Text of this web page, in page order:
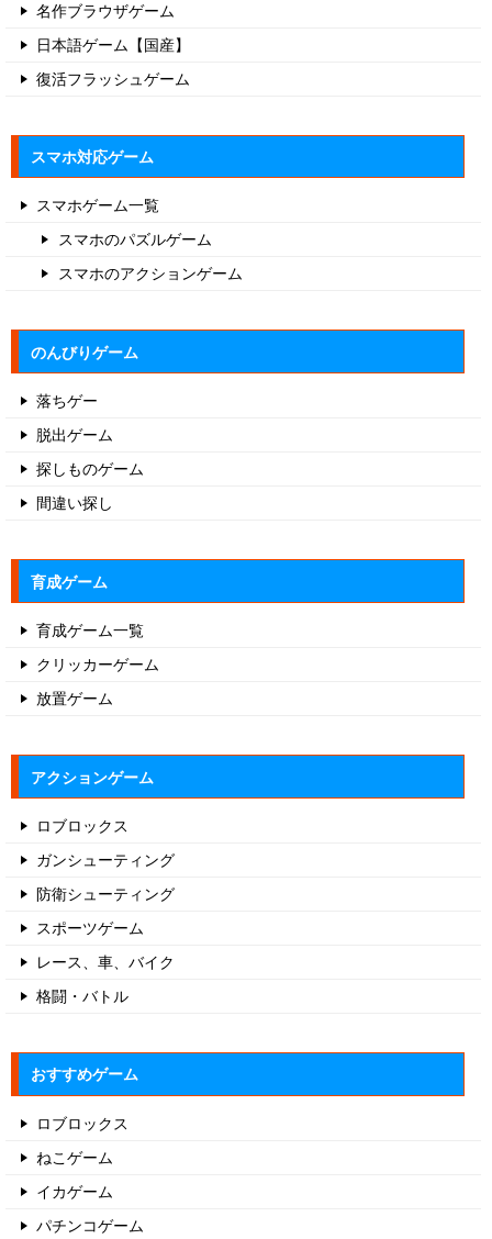
名作ブラウザゲーム
日本語ゲーム【国産】
復活フラッシュゲーム
スマホ対応ゲーム
スマホゲーム一覧
スマホのパズルゲーム
スマホのアクションゲーム
のんびりゲーム
落ちゲー
脱出ゲーム
探しものゲーム
間違い探し
育成ゲーム
育成ゲーム一覧
クリッカーゲーム
放置ゲーム
アクションゲーム
ロブロックス
ガンシューティング
防衛シューティング
スポーツゲーム
レース、車、バイク
格闘・バトル
おすすめゲーム
ロブロックス
ねこゲーム
イカゲーム
パチンコゲーム